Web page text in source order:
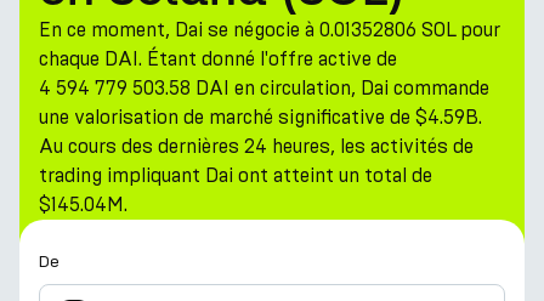
PARK Token
Ressources
Entreprise
En ce moment, Dai se négocie à 0.01352806 SOL pour
chaque DAI. Étant donné l'offre active de
4 594 779 503.58 DAI en circulation, Dai commande
une valorisation de marché significative de $4.59B.
Au cours des dernières 24 heures, les activités de
trading impliquant Dai ont atteint un total de
$145.04M.
De